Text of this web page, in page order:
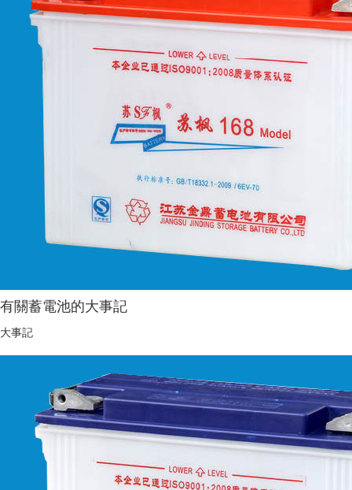
有關蓄電池的大事記
大事記